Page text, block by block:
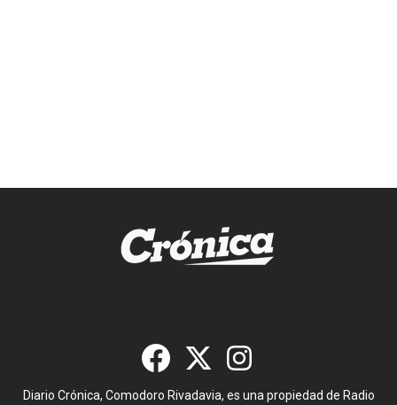
Diario Crónica, Comodoro Rivadavia, es una propiedad de Radio